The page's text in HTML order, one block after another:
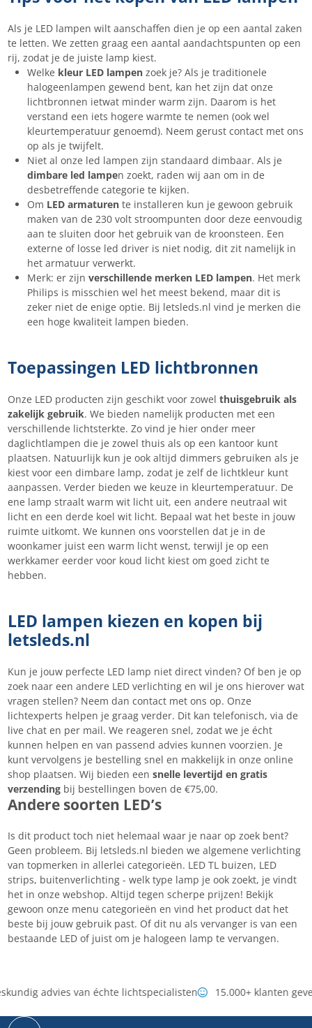
Als je LED lampen wilt aanschaffen dien je op een aantal zaken
te letten. We zetten graag een aantal aandachtspunten op een
rij, zodat je de juiste lamp kiest.
Welke kleur LED lampenzoek je? Als je traditionele
halogeenlampen gewend bent, kan het zijn dat onze
lichtbronnen ietwat minder warm zijn. Daarom is het
verstand een iets hogere warmte te nemen (ook wel
kleurtemperatuur genoemd). Neem gerust contact met ons
op als je twijfelt.
Niet al onze led lampen zijn standaard dimbaar. Als je
dimbare led lampen zoekt, raden wij aan om in de
desbetreffende categorie te kijken.
Om LED armaturente installeren kun je gewoon gebruik
maken van de 230 volt stroompunten door deze eenvoudig
aan te sluiten door het gebruik van de kroonsteen. Een
externe of losse led driver is niet nodig, dit zit namelijk in
het armatuur verwerkt.
Merk: er zijn verschillende merken LED lampen. Het merk
Philips is misschien wel het meest bekend, maar dit is
zeker niet de enige optie. Bij letsleds.nl vind je merken die
een hoge kwaliteit lampen bieden.
Toepassingen LED lichtbronnen
Onze LED producten zijn geschikt voor zowel thuisgebruik als
zakelijk gebruik. We bieden namelijk producten met een
verschillende lichtsterkte. Zo vind je hier onder meer
daglichtlampen die je zowel thuis als op een kantoor kunt
plaatsen. Natuurlijk kun je ook altijd dimmers gebruiken als je
kiest voor een dimbare lamp, zodat je zelf de lichtkleur kunt
aanpassen. Verder bieden we keuze in kleurtemperatuur. De
ene lamp straalt warm wit licht uit, een andere neutraal wit
licht en een derde koel wit licht. Bepaal wat het beste in jouw
ruimte uitkomt. We kunnen ons voorstellen dat je in de
woonkamer juist een warm licht wenst, terwijl je op een
werkkamer eerder voor koud licht kiest om goed zicht te
hebben.
LED lampen kiezen en kopen bij
letsleds.nl
Kun je jouw perfecte LED lamp niet direct vinden? Of ben je op
zoek naar een andere LED verlichting en wil je ons hierover wat
vragen stellen? Neem dan contact met ons op. Onze
lichtexperts helpen je graag verder. Dit kan telefonisch, via de
live chat en per mail. We reageren snel, zodat we je écht
kunnen helpen en van passend advies kunnen voorzien. Je
kunt vervolgens je bestelling snel en makkelijk in onze online
shop plaatsen. Wij bieden een snelle levertijd en gratis
verzendingbij bestellingen boven de €75,00.
Andere soorten LED’s
Is dit product toch niet helemaal waar je naar op zoek bent?
Geen probleem. Bij letsleds.nl bieden we algemene verlichting
van topmerken in allerlei categorieën. LED TL buizen, LED
strips, buitenverlichting - welk type lamp je ook zoekt, je vindt
het in onze webshop. Altijd tegen scherpe prijzen! Bekijk
gewoon onze menu categorieën en vind het product dat het
beste bij jouw gebruik past. Of dit nu als vervanger is van een
bestaande LED of juist om je halogeen lamp te vervangen.
advies van échte lichtspecialisten 15.000+ klanten